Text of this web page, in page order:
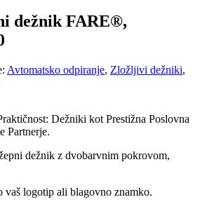
dežnik FARE®,
Avtomatsko odpiranje, Zložljivi dežniki,
Dežniki kot Prestižna Poslovna
Partnerje.
dežnik z dvobarvnim pokrovom,
vaš logotip ali blagovno znamko.